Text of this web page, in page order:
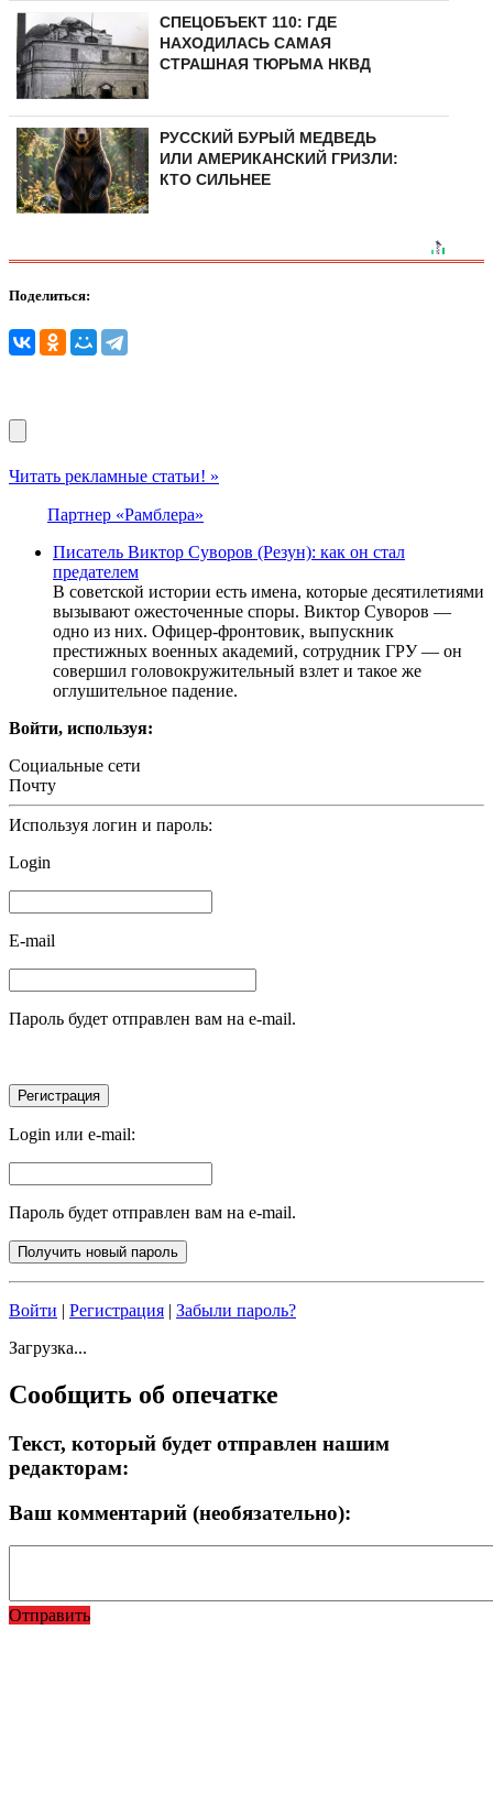
СПЕЦОБЪЕКТ 110: ГДЕ
НАХОДИЛАСЬ САМАЯ
СТРАШНАЯ ТЮРЬМА НКВД
РУССКИЙ БУРЫЙ МЕДВЕДЬ
ИЛИ АМЕРИКАНСКИЙ ГРИЗЛИ:
КТО СИЛЬНЕЕ
Поделиться:
Читать рекламные статьи! »
Партнер «Рамблера»
Писатель Виктор Суворов (Резун): как он стал
предателем
В советской истории есть имена, которые десятилетиями
вызывают ожесточенные споры. Виктор Суворов —
одно из них. Офицер-фронтовик, выпускник
престижных военных академий, сотрудник ГРУ — он
совершил головокружительный взлет и такое же
оглушительное падение.
Войти, используя:
Социальные сети
Почту
Используя логин и пароль:
Login
E-mail
Пароль будет отправлен вам на e-mail.
Login или e-mail:
Пароль будет отправлен вам на e-mail.
Войти | Регистрация | Забыли пароль?
Загрузка...
Сообщить об опечатке
Текст, который будет отправлен нашим
редакторам:
Ваш комментарий (необязательно):
Отправить